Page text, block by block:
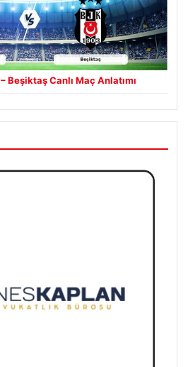
Beşiktaş Canlı Maç Anlatımı